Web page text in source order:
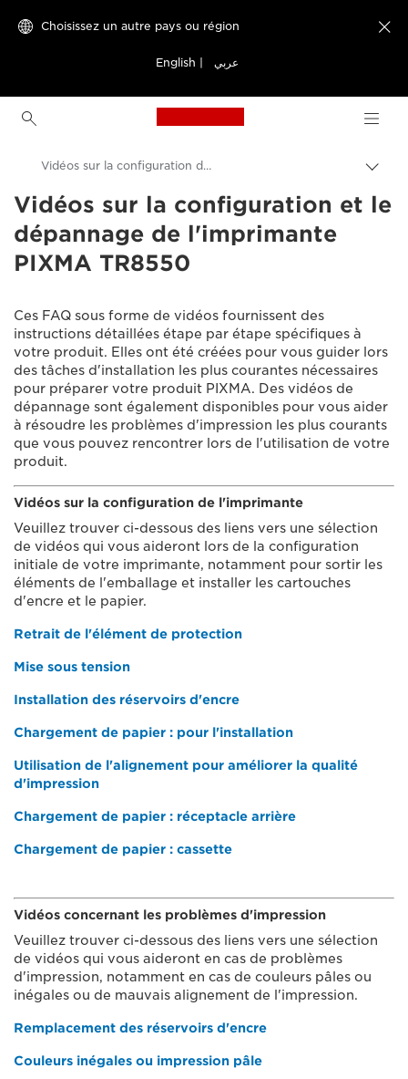
Choisissez un autre pays ou région
English عربي

Canon Logo, back to
entre
les
Canon
Assistance produits clients
Vidéos sur la configuration de l'imprimante PIXMA TR8550
Vidéos sur la configuration et le
dépannage de l'imprimante
PIXMA TR8550
Ces FAQ sous forme de vidéos fournissent des
instructions détaillées étape par étape spécifiques à
votre produit. Elles ont été créées pour vous guider lors
des tâches d'installation les plus courantes nécessaires
pour préparer votre produit PIXMA. Des vidéos de
dépannage sont également disponibles pour vous aider
à résoudre les problèmes d'impression les plus courants
que vous pouvez rencontrer lors de l'utilisation de votre
produit.
Vidéos sur la configuration de l'imprimante
Veuillez trouver ci-dessous des liens vers une sélection
de vidéos qui vous aideront lors de la configuration
initiale de votre imprimante, notamment pour sortir les
éléments de l'emballage et installer les cartouches
d'encre et le papier.
Retrait de l'élément de protection
Mise sous tension
Installation des réservoirs d'encre
Chargement de papier : pour l'installation
Utilisation de l'alignement pour améliorer la qualité
d'impression
Chargement de papier : réceptacle arrière
Chargement de papier : cassette
Vidéos concernant les problèmes d'impression
Veuillez trouver ci-dessous des liens vers une sélection
de vidéos qui vous aideront en cas de problèmes
d'impression, notamment en cas de couleurs pâles ou
inégales ou de mauvais alignement de l'impression.
Remplacement des réservoirs d'encre
Couleurs inégales ou impression pâle